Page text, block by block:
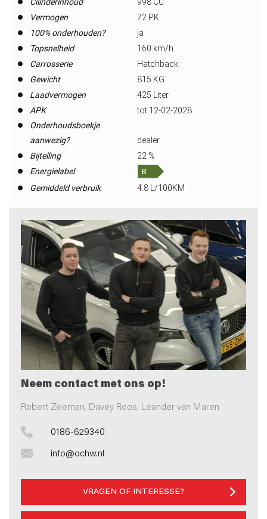
Vermogen
72 PK
100% onderhouden?
ja
Topsnelheid
160 km/h
Carrosserie
Hatchback
Gewicht
815 KG
Laadvermogen
425 Liter
APK
tot 12-02-2028
Onderhoudsboekje
aanwezig?
dealer
Bijtelling
22 %
Energielabel
Gemiddeld verbruik
4.8 L/100KM
Neem contact met ons op!
Robert Zeeman, Davey Roos, Leander van Maren
0186-629340
info@ochw.nl
VRAGEN OF INTERESSE?